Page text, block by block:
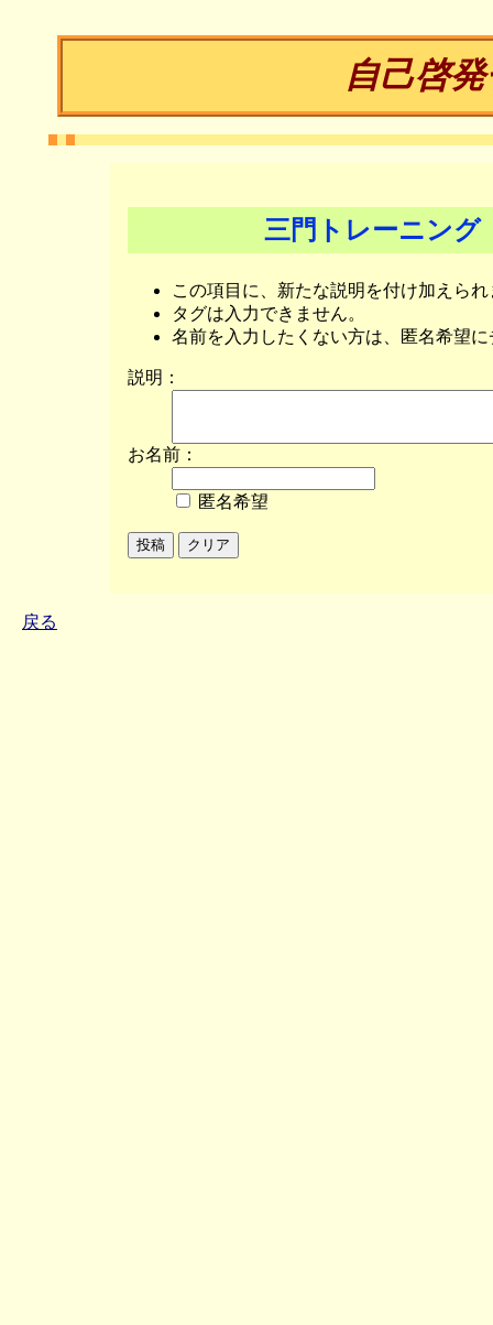
自己啓
三門トレーニング
この項目に、新たな説明を付け加えられ
タグは入力できません。
名前を入力したくない方は、匿名希望
説明：
お名前：
匿名希望
戻る